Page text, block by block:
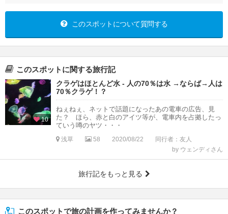
このスポットについて質問する
このスポットに関する旅行記
10
クラゲはほとんど水 - 人の70％は水 →ならば→人は
70％クラゲ！？
ねぇねぇ、ネットで話題になったあの電車の広告、見
た？ ほら、赤と白のアイツ等が、電車内を占拠したっ
ていう噂のヤツ・・・
浅草 58 2020/08/22
同行者：友人
by ウェンディさん
旅行記をもっと見る
このスポットで旅の計画を作ってみませんか？